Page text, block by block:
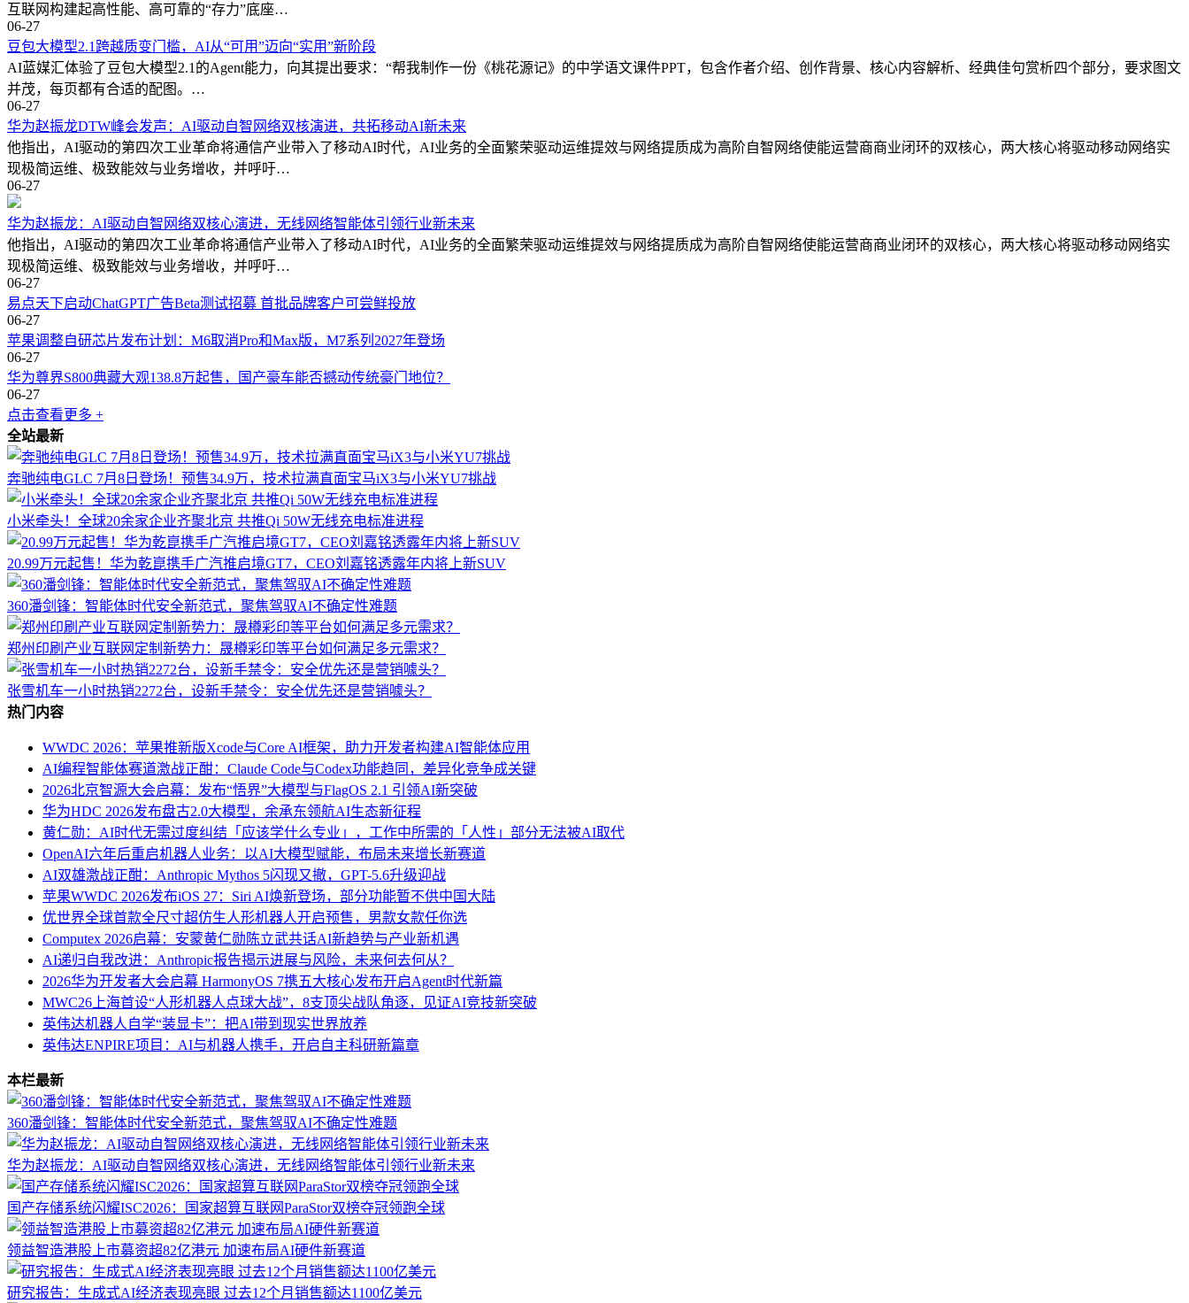
互联网构建起高性能、高可靠的“存力”底座…
06-27
豆包大模型2.1跨越质变门槛，AI从“可用”迈向“实用”新阶段
AI蓝媒汇体验了豆包大模型2.1的Agent能力，向其提出要求：“帮我制作一份《桃花源记》的中学语文课件PPT，包含作者介绍、创作背景、核心内容解析、经典佳句赏析四个部分，要求图文
并茂，每页都有合适的配图。…
06-27
华为赵振龙DTW峰会发声：AI驱动自智网络双核演进，共拓移动AI新未来
他指出，AI驱动的第四次工业革命将通信产业带入了移动AI时代，AI业务的全面繁荣驱动运维提效与网络提质成为高阶自智网络使能运营商商业闭环的双核心，两大核心将驱动移动网络实
现极简运维、极致能效与业务增收，并呼吁…
06-27
华为赵振龙：AI驱动自智网络双核心演进，无线网络智能体引领行业新未来
他指出，AI驱动的第四次工业革命将通信产业带入了移动AI时代，AI业务的全面繁荣驱动运维提效与网络提质成为高阶自智网络使能运营商商业闭环的双核心，两大核心将驱动移动网络实
现极简运维、极致能效与业务增收，并呼吁…
06-27
易点天下启动ChatGPT广告Beta测试招募 首批品牌客户可尝鲜投放
06-27
苹果调整自研芯片发布计划：M6取消Pro和Max版，M7系列2027年登场
06-27
华为尊界S800典藏大观138.8万起售，国产豪车能否撼动传统豪门地位？
06-27
点击查看更多 +
全站最新
奔驰纯电GLC 7月8日登场！预售34.9万，技术拉满直面宝马iX3与小米YU7挑战
小米牵头！全球20余家企业齐聚北京 共推Qi 50W无线充电标准进程
20.99万元起售！华为乾崑携手广汽推启境GT7，CEO刘嘉铭透露年内将上新SUV
360潘剑锋：智能体时代安全新范式，聚焦驾驭AI不确定性难题
郑州印刷产业互联网定制新势力：晟樽彩印等平台如何满足多元需求？
张雪机车一小时热销2272台，设新手禁令：安全优先还是营销噱头？
热门内容
WWDC 2026：苹果推新版Xcode与Core AI框架，助力开发者构建AI智能体应用
AI编程智能体赛道激战正酣：Claude Code与Codex功能趋同，差异化竞争成关键
2026北京智源大会启幕：发布“悟界”大模型与FlagOS 2.1 引领AI新突破
华为HDC 2026发布盘古2.0大模型，余承东领航AI生态新征程
黄仁勋：AI时代无需过度纠结「应该学什么专业」，工作中所需的「人性」部分无法被AI取代
OpenAI六年后重启机器人业务：以AI大模型赋能，布局未来增长新赛道
AI双雄激战正酣：Anthropic Mythos 5闪现又撤，GPT-5.6升级迎战
苹果WWDC 2026发布iOS 27：Siri AI焕新登场，部分功能暂不供中国大陆
优世界全球首款全尺寸超仿生人形机器人开启预售，男款女款任你选
Computex 2026启幕：安蒙黄仁勋陈立武共话AI新趋势与产业新机遇
AI递归自我改进：Anthropic报告揭示进展与风险，未来何去何从？
2026华为开发者大会启幕 HarmonyOS 7携五大核心发布开启Agent时代新篇
MWC26上海首设“人形机器人点球大战”，8支顶尖战队角逐，见证AI竞技新突破
英伟达机器人自学“装显卡”：把AI带到现实世界放养
英伟达ENPIRE项目：AI与机器人携手，开启自主科研新篇章
本栏最新
360潘剑锋：智能体时代安全新范式，聚焦驾驭AI不确定性难题
华为赵振龙：AI驱动自智网络双核心演进，无线网络智能体引领行业新未来
国产存储系统闪耀ISC2026：国家超算互联网ParaStor双榜夺冠领跑全球
领益智造港股上市募资超82亿港元 加速布局AI硬件新赛道
研究报告：生成式AI经济表现亮眼 过去12个月销售额达1100亿美元